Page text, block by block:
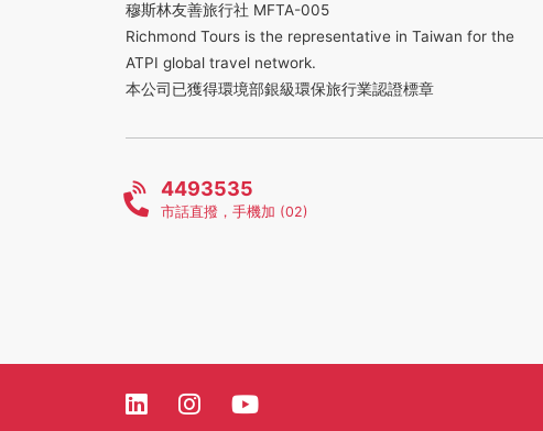
穆斯林友善旅行社 MFTA-005
Richmond Tours is the representative in Taiwan for the
ATPI global travel network.
本公司已獲得環境部銀級環保旅行業認證標章
4493535
市話直撥，手機加 (02)